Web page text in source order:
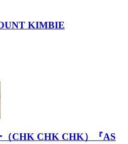
KIMBIE
（CHK CHK CHK）『AS